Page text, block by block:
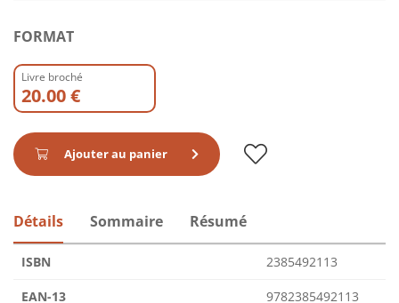
FORMAT
Livre broché
20.00 €
Ajouter au panier
Détails Sommaire Résumé
ISBN 2385492113
EAN-13 9782385492113